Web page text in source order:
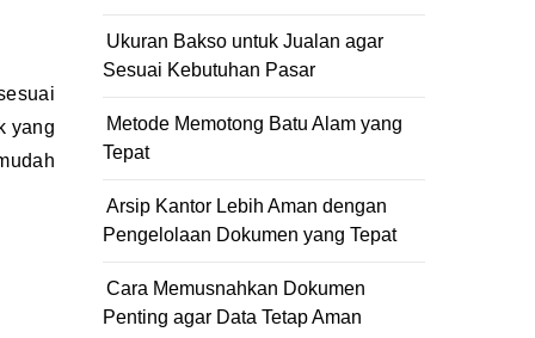
yang
Ukuran Bakso untuk Jualan agar
Sesuai Kebutuhan Pasar
Metode Memotong Batu Alam yang
Tepat
Arsip Kantor Lebih Aman dengan
Pengelolaan Dokumen yang Tepat
Cara Memusnahkan Dokumen
Penting agar Data Tetap Aman